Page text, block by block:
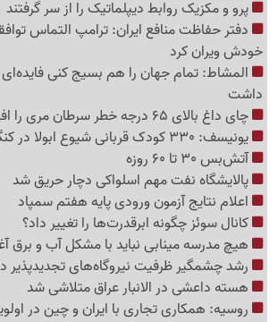
پرو و مکزیک روابط دیپلماتیک را از سر گرفتند
دفتر حفاظت منافع ایران: ترامپ التماس
خودش ویران کرد
المشاط: تمام جهان را هم بسیج کنی
داشت
چای داغ بالای 65 درجه خطر سرطان مری را افزایش می‌دهد
یونیسف: 330 کودک قربانی شیوع ابولا در کنگو شدند
آتش‌بس 30 تا 60 روزه
پالایشگاه نفت مهم اسلواکی دچار حریق شد
اعلام نتایج آزمون ورودی پایه هفتم سمپاد
کانال سوئز چگونه ابرقدرت‌ها را تغییر داد؟
هیچ مدرسه مینابی نباید با مشکل آب و برق
رشد چشمگیر ظرفیت نیروگاه‌های تجدیدپذیر
هسته داعشی در الانبار عراق متلاشی شد
روسیه: همکاری تجاری با ایران و چین در